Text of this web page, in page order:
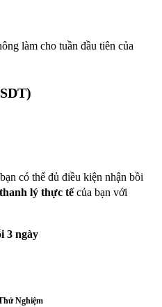
làm cho tuần đầu tiên của
có thể đủ điều kiện nhận bồi
lý thực tếcủa bạn với
3 ngày
Nghiệm